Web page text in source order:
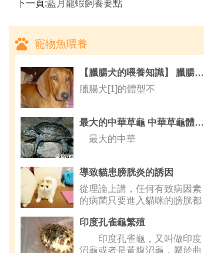
下一頁:藍月龍蝦飼養要點
寵物魚喂養
【臘腸犬的喂養知識】 臘腸犬每天需要散步多長時間
臘腸犬[1]的體型不
最大的中華草龜 中華草龜體長約在28cm左右
最大的中華
導致貓患膀胱炎的誘因
從理論上講，任何有致病因素
的病菌只要進入貓咪的膀胱都
印度孔雀龜繁殖
印度孔雀龜，又叫做印度
沼龜或者是黃腹沼龜，屬於曲